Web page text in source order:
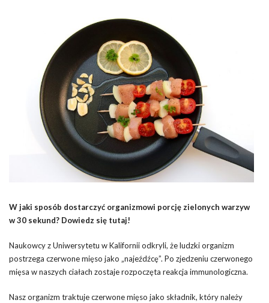
W jaki sposób dostarczyć organizmowi porcję zielonych warzyw
w 30 sekund? Dowiedz się tutaj!
Naukowcy z Uniwersytetu w Kalifornii odkryli, że ludzki organizm
postrzega czerwone mięso jako „najeźdźcę”. Po zjedzeniu czerwonego
mięsa w naszych ciałach zostaje rozpoczęta reakcja immunologiczna.
Nasz organizm traktuje czerwone mięso jako składnik, który należy